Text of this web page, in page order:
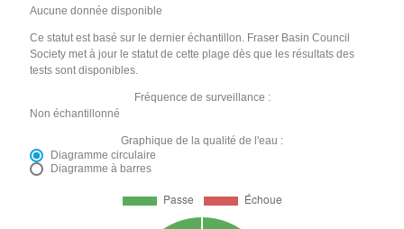
Aucune donnée disponible
Ce statut est basé sur le dernier échantillon. Fraser Basin Council
Society met à jour le statut de cette plage dès que les résultats des
tests sont disponibles.
Fréquence de surveillance :
Non échantillonné
Graphique de la qualité de l'eau :
Diagramme circulaire
Diagramme à barres